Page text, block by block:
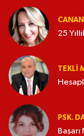
25
TEKLI
PSK.